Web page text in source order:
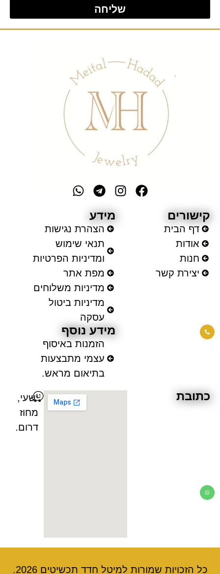
שליחה
קישורים
דף הבית
אודות
חנות
יצירת קשר
מידע
הצהרת נגישות
תנאי שימוש
ומדיניות הפרטיות
מפת אתר
מדיניות משלוחים
מדיניות ביטול
עסקה
מידע נוסף
הזמנות באיסוף
עצמי מתבצעות
בתיאום מראש.
כתובת
ישעי,
מחוז
דרום.
כל הזכויות שמורות למיטל חדד תכשיטים 2026.